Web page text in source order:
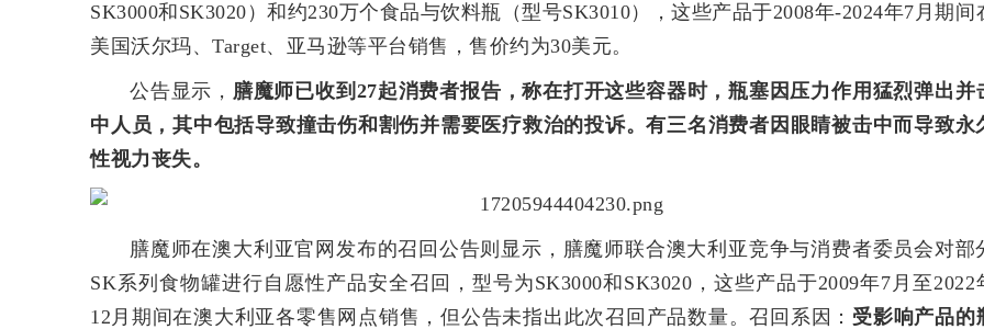
SK3000和SK3020）和约230万个食品与饮料瓶（型号SK3010），这些产品于2008年-2024年7月期间
美国沃尔玛、Target、亚马逊等平台销售，售价约为30美元。
公告显示， 膳魔师已收到27起消费者报告，称在打开这些容器时，瓶塞因压力作用猛烈弹出并
中人员，其中包括导致撞击伤和割伤并需要医疗救治的投诉。有三名消费者因眼睛被击中而导致永
性视力丧失。
膳魔师在澳大利亚官网发布的召回公告则显示，膳魔师联合澳大利亚竞争与消费者委员会对部
SK系列食物罐进行自愿性产品安全召回，型号为SK3000和SK3020，这些产品于2009年7月至2022
12月期间在澳大利亚各零售网点销售，但公告未指出此次召回产品数量。召回系因： 受影响产品的